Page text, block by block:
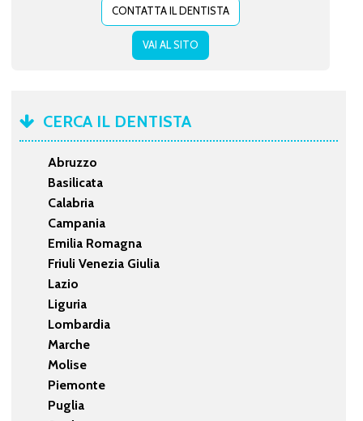
CONTATTA IL DENTISTA
VAI AL SITO
CERCA IL DENTISTA
Abruzzo
Basilicata
Calabria
Campania
Emilia Romagna
Friuli Venezia Giulia
Lazio
Liguria
Lombardia
Marche
Molise
Piemonte
Puglia